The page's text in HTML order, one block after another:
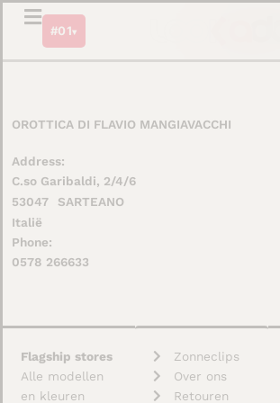
#01▾
OROTTICA DI FLAVIO MANGIAVACCHI
Address:
C.so Garibaldi, 2/4/6
53047
SARTEANO
Italië
Phone:
0578 266633
Flagship stores
Alle modellen
en kleuren
Zonneclips
Over ons
Retouren